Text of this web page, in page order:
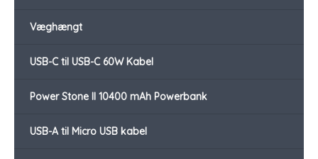
Væghængt
USB-C til USB-C 60W Kabel
Power Stone II 10400 mAh Powerbank
USB-A til Micro USB kabel